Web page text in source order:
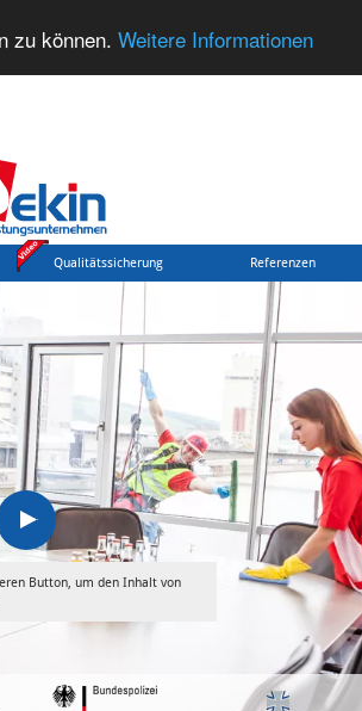
zu können. Weitere Informationen
Qualitätssicherung Referenzen
Button, um den Inhalt von